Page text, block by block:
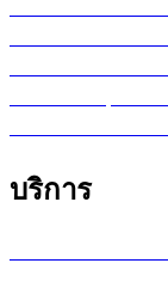
บริการ